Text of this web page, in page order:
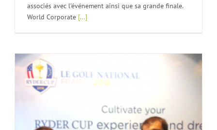
associés avec l'événement ainsi que sa grande finale.
World Corporate [...]